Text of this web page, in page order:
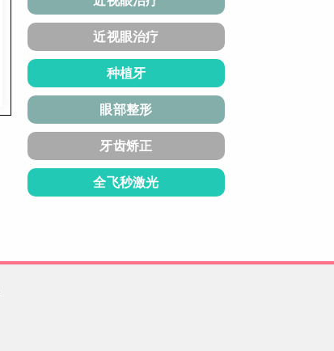
近视眼治疗
种植牙
眼部整形
牙齿矫正
全飞秒激光